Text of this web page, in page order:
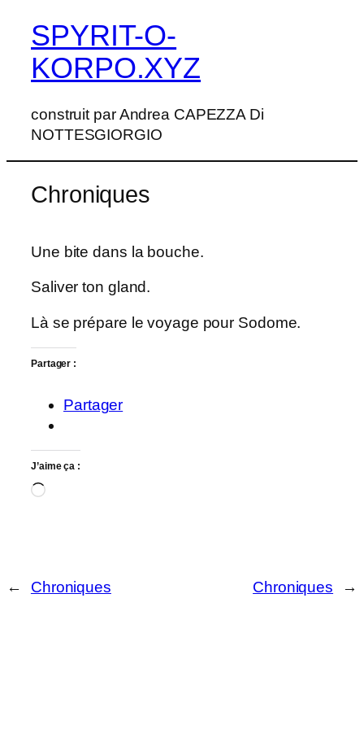
Aller
contenu
SPYRIT-O-
KORPO.XYZ
construit par Andrea CAPEZZA Di
NOTTESGIORGIO
Chroniques
Une bite dans la bouche.
Saliver ton gland.
Là se prépare le voyage pour Sodome.
Partager :
Partager
J’aime ça :
Chargement…
← Chroniques Chroniques →